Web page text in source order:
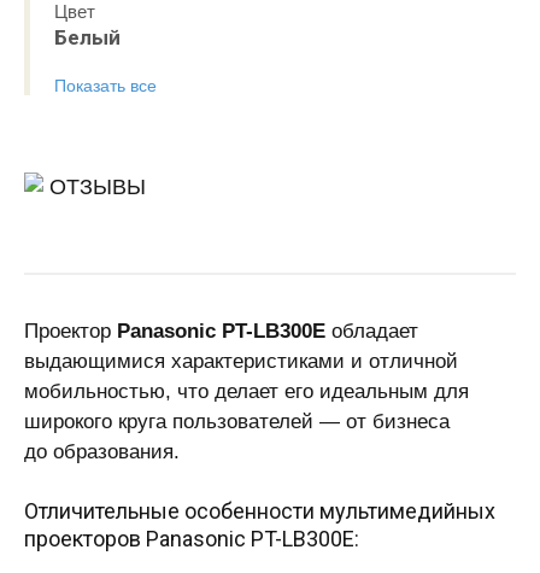
Цвет
Белый
Показать все
ОТЗЫВЫ
Проектор Panasonic PT-LB300E обладает
выдающимися характеристиками и отличной
мобильностью, что делает его идеальным для
широкого круга пользователей — от бизнеса
до образования.
Отличительные особенности мультимедийных
проекторов Panasonic PT-LB300E: